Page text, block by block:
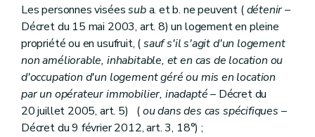
Les personnes viséessuba. et b. ne peuvent (détenir–
Décret du 15 mai 2003, art. 8) un logement en pleine
propriété ou en usufruit, (sauf s'il s'agit d'un logement
non améliorable, inhabitable, et en cas de location ou
d'occupation d'un logement géré ou mis en location
par un opérateur immobilier, inadapté– Décret du
20 juillet 2005, art. 5) (ou dans des cas spécifiques –
Décret du 9 février 2012, art. 3, 18°) ;